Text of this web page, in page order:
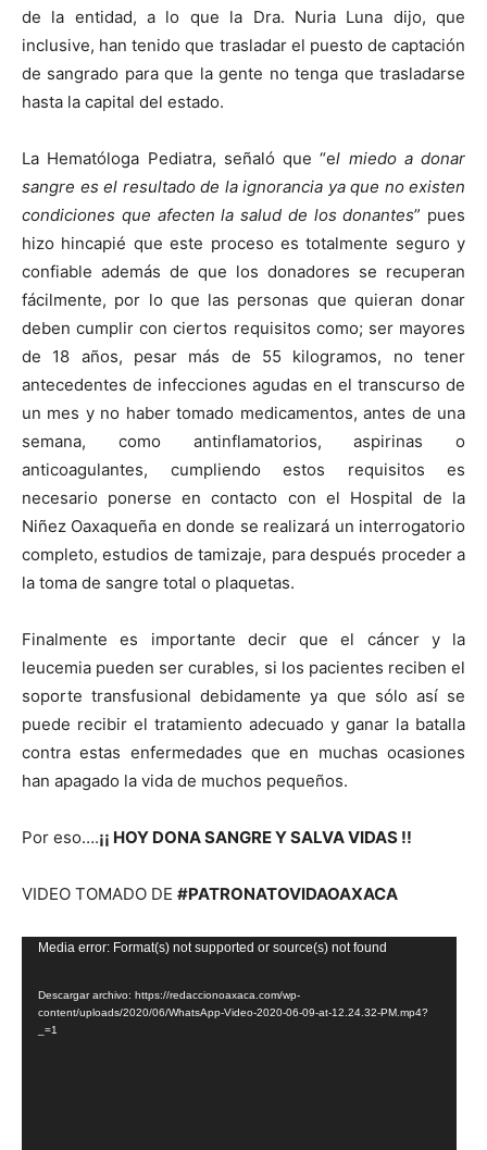
de la entidad, a lo que la Dra. Nuria Luna dijo, que
inclusive, han tenido que trasladar el puesto de captación
de sangrado para que la gente no tenga que trasladarse
hasta la capital del estado.
La Hematóloga Pediatra, señaló que “el miedo a donar
sangre es el resultado de la ignorancia ya que no existen
condiciones que afecten la salud de los donantes” pues
hizo hincapié que este proceso es totalmente seguro y
confiable además de que los donadores se recuperan
fácilmente, por lo que las personas que quieran donar
deben cumplir con ciertos requisitos como; ser mayores
de 18 años, pesar más de 55 kilogramos, no tener
antecedentes de infecciones agudas en el transcurso de
un mes y no haber tomado medicamentos, antes de una
semana, como antinflamatorios, aspirinas o
anticoagulantes, cumpliendo estos requisitos es
necesario ponerse en contacto con el Hospital de la
Niñez Oaxaqueña en donde se realizará un interrogatorio
completo, estudios de tamizaje, para después proceder a
la toma de sangre total o plaquetas.
Finalmente es importante decir que el cáncer y la
leucemia pueden ser curables, si los pacientes reciben el
soporte transfusional debidamente ya que sólo así se
puede recibir el tratamiento adecuado y ganar la batalla
contra estas enfermedades que en muchas ocasiones
han apagado la vida de muchos pequeños.
Por eso….¡¡ HOY DONA SANGRE Y SALVA VIDAS !!
VIDEO TOMADO DE #PATRONATOVIDAOAXACA
Reproductor
vídeo
Media error: Format(s) not supported or source(s) not found
Descargar archivo: https://redaccionoaxaca.com/wp-
content/uploads/2020/06/WhatsApp-Video-2020-06-09-at-12.24.32-PM.mp4?
_=1